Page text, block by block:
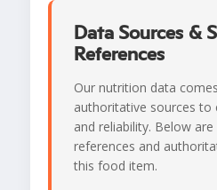
Data Sources &
References
Our nutrition data
authoritative sources to
and reliability. Below
references and
this food item.